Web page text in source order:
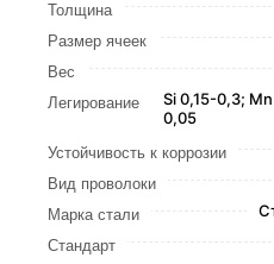
Толщина
Размер ячеек
Вес
Легирование
Si 0,15-0,3;
0,05
Устойчивость к коррозии
Вид проволоки
Марка стали
Стандарт